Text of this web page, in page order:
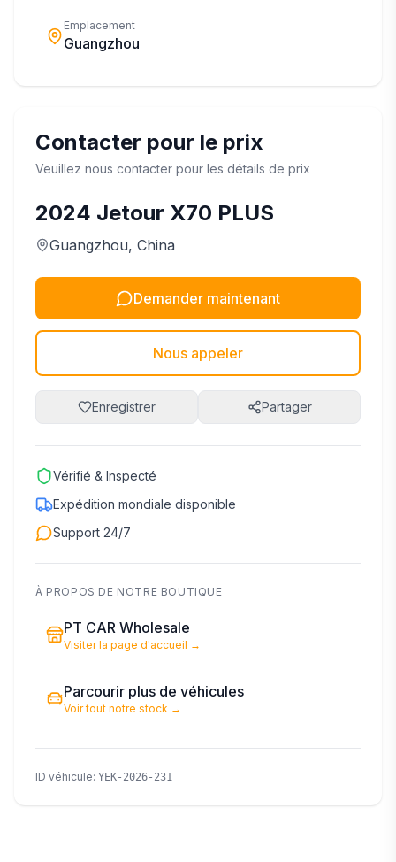
Emplacement
Guangzhou
Contacter pour le prix
Veuillez nous contacter pour les détails de prix
2024 Jetour X70 PLUS
Guangzhou, China
Demander maintenant
Nous appeler
Enregistrer Partager
Vérifié & Inspecté
Expédition mondiale disponible
Support 24/7
À PROPOS DE NOTRE BOUTIQUE
PT CAR Wholesale
Visiter la page d'accueil →
Parcourir plus de véhicules
Voir tout notre stock →
ID véhicule: YEK-2026-231